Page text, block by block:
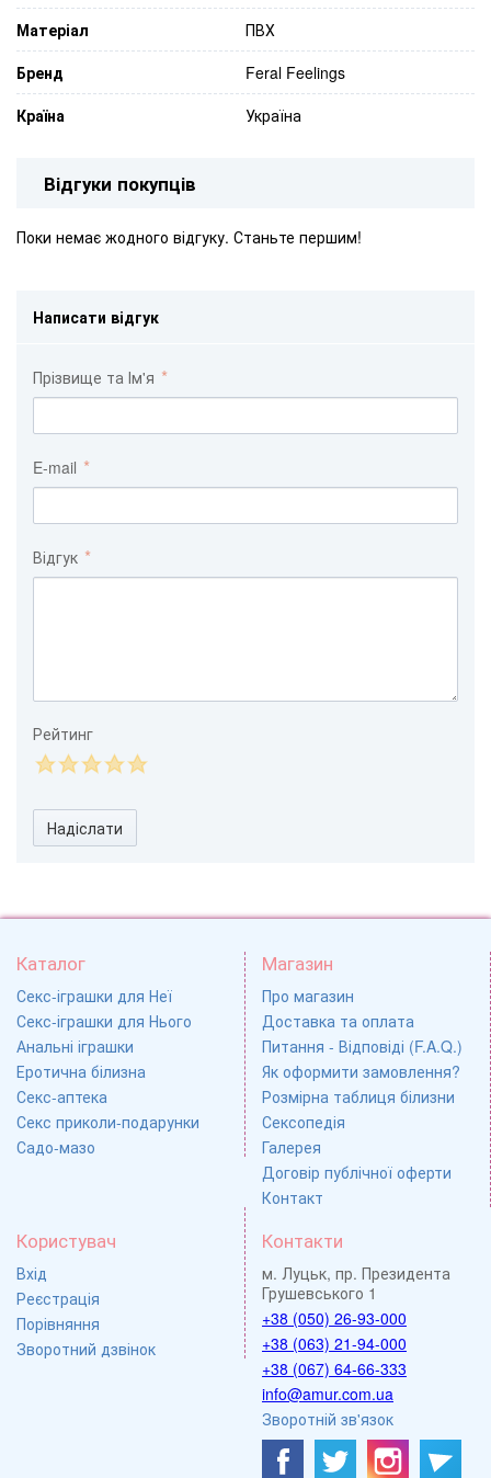
Матеріал
ПВХ
Бренд
Feral Feelings
Країна
Україна
Відгуки покупців
Поки немає жодного відгуку. Станьте першим!
Написати відгук
Прізвище та Ім'я
E-mail
Відгук
Рейтинг
Надіслати
Каталог
Секс-іграшки для Неї
Секс-іграшки для Нього
Анальні іграшки
Еротична білизна
Секс-аптека
Секс приколи-подарунки
Садо-мазо
Магазин
Про магазин
Доставка та оплата
Питання - Відповіді (F.A.Q.)
Як оформити замовлення?
Розмірна таблиця білизни
Сексопедія
Галерея
Договір публічної оферти
Контакт
Користувач
Вхід
Реєстрація
Порівняння
Зворотний дзвінок
Контакти
м. Луцьк, пр. Президента
Грушевського 1
+38 (050) 26-93-000
+38 (063) 21-94-000
+38 (067) 64-66-333
info@amur.com.ua
Зворотній зв'язок